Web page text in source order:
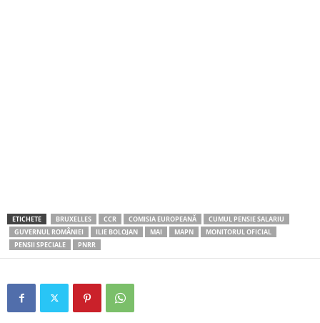
ETICHETE BRUXELLES CCR COMISIA EUROPEANĂ
CUMUL PENSIE SALARIU
GUVERNUL ROMÂNIEI
ILIE BOLOJAN MAI MAPN
MONITORUL OFICIAL
PENSII SPECIALE
PNRR